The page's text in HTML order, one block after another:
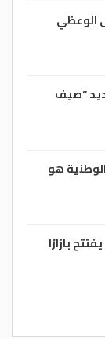
الوعظي
“صيف
هو
بازارًا